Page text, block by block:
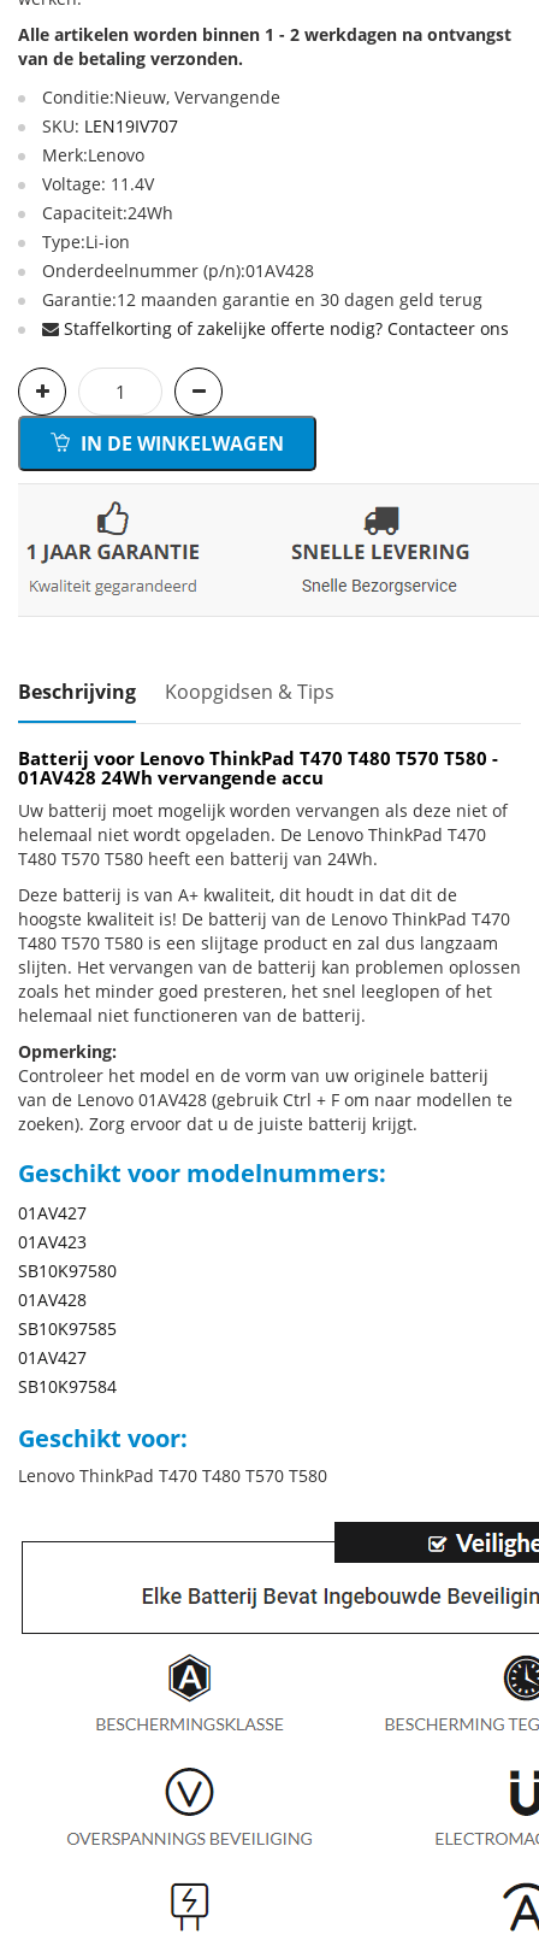
Alle artikelen worden binnen 1 - 2 werkdagen na ontvangst
van de betaling verzonden.
Conditie:Nieuw, Vervangende
SKU: LEN19IV707
Merk:Lenovo
Voltage: 11.4V
Capaciteit:24Wh
Type:Li-ion
Onderdeelnummer (p/n):01AV428
Garantie:12 maanden garantie en 30 dagen geld terug
Staffelkorting of zakelijke offerte nodig? Contacteer ons
IN DE WINKELWAGEN
Beschrijving Koopgidsen & Tips
Batterij voor Lenovo ThinkPad T470 T480 T570 T580 -
01AV428 24Wh vervangende accu
Uw batterij moet mogelijk worden vervangen als deze niet of
helemaal niet wordt opgeladen. De Lenovo ThinkPad T470
T480 T570 T580 heeft een batterij van 24Wh.
Deze batterij is van A+ kwaliteit, dit houdt in dat dit de
hoogste kwaliteit is! De batterij van de Lenovo ThinkPad T470
T480 T570 T580 is een slijtage product en zal dus langzaam
slijten. Het vervangen van de batterij kan problemen oplossen
zoals het minder goed presteren, het snel leeglopen of het
helemaal niet functioneren van de batterij.
Opmerking:
Controleer het model en de vorm van uw originele batterij
van de Lenovo 01AV428 (gebruik Ctrl + F om naar modellen te
zoeken). Zorg ervoor dat u de juiste batterij krijgt.
Geschikt voor modelnummers:
01AV427
01AV423
SB10K97580
01AV428
SB10K97585
01AV427
SB10K97584
Geschikt voor:
Lenovo ThinkPad T470 T480 T570 T580